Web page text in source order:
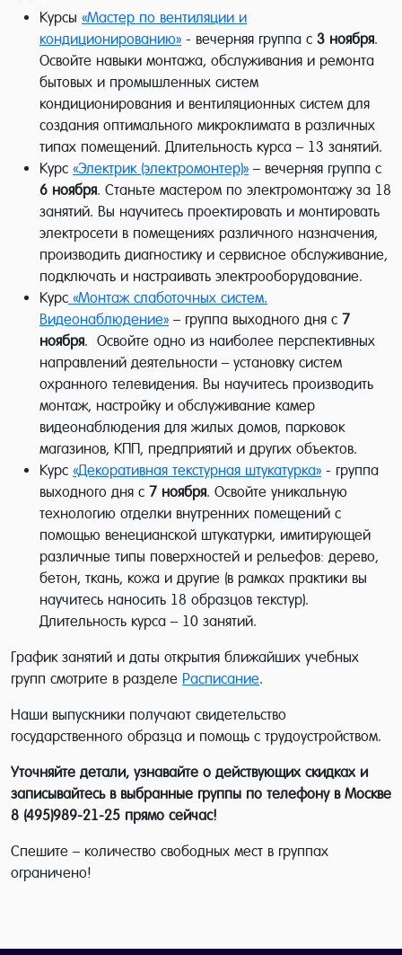
Курсы «Мастер по вентиляции и
кондиционированию» - вечерняя группа с 3 ноября.
Освойте навыки монтажа, обслуживания и ремонта
бытовых и промышленных систем
кондиционирования и вентиляционных систем для
создания оптимального микроклимата в различных
типах помещений. Длительность курса – 13 занятий.
Курс «Электрик (электромонтер)» – вечерняя группа с
6 ноября. Станьте мастером по электромонтажу за 18
занятий. Вы научитесь проектировать и монтировать
электросети в помещениях различного назначения,
производить диагностику и сервисное обслуживание,
подключать и настраивать электрооборудование.
Курс «Монтаж слаботочных систем.
Видеонаблюдение» – группа выходного дня с 7
ноября. Освойте одно из наиболее перспективных
направлений деятельности – установку систем
охранного телевидения. Вы научитесь производить
монтаж, настройку и обслуживание камер
видеонаблюдения для жилых домов, парковок
магазинов, КПП, предприятий и других объектов.
Курс «Декоративная текстурная штукатурка» - группа
выходного дня с 7 ноября. Освойте уникальную
технологию отделки внутренних помещений с
помощью венецианской штукатурки, имитирующей
различные типы поверхностей и рельефов: дерево,
бетон, ткань, кожа и другие (в рамках практики вы
научитесь наносить 18 образцов текстур).
Длительность курса – 10 занятий.
График занятий и даты открытия ближайших учебных
групп смотрите в разделе Расписание.
Наши выпускники получают свидетельство
государственного образца и помощь с трудоустройством.
Уточняйте детали, узнавайте о действующих скидках и
записывайтесь в выбранные группы по телефону в Москве
8 (495)989-21-25 прямо сейчас!
Спешите – количество свободных мест в группах
ограничено!